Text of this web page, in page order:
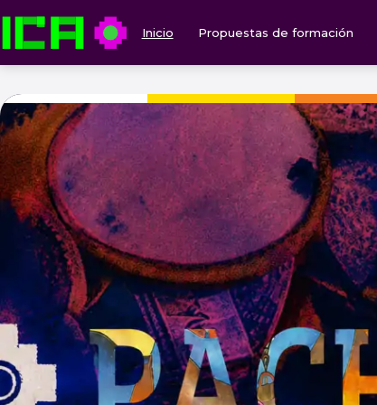
ICA — Instituto de Culturas Aborígenes
Inicio Propuestas de formación